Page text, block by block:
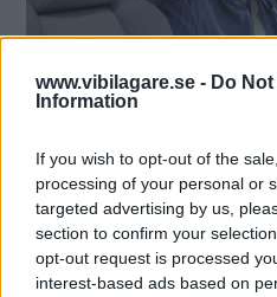
www.vibilagare.se - Do
Information
If you wish to opt-out of the
processing of your personal or
targeted advertising by us,
section to confirm your
opt-out request is processed
interest-based ads based on
tak.
Utrymmena får bakläxa
långtest-Toyota. Men C-HR
som väger upp.